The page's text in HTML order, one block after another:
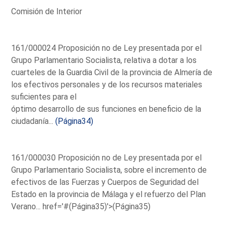
Comisión de Interior
161/000024 Proposición no de Ley presentada por el
Grupo Parlamentario Socialista, relativa a dotar a los
cuarteles de la Guardia Civil de la provincia de Almería de
los efectivos personales y de los recursos materiales
suficientes para el
óptimo desarrollo de sus funciones en beneficio de la
ciudadanía...(Página34)
161/000030 Proposición no de Ley presentada por el
Grupo Parlamentario Socialista, sobre el incremento de
efectivos de las Fuerzas y Cuerpos de Seguridad del
Estado en la provincia de Málaga y el refuerzo del Plan
Verano...href='#(Página35)'>(Página35)